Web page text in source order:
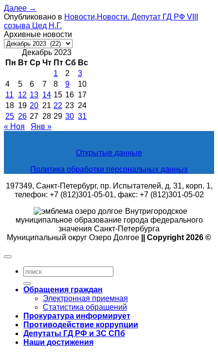
Далее →
Опубликовано в Новости,Новости. Депутат ГД РФ VIII
созыва Цед Н.Г.
Архивные новости
Архивные
новостиДекабрь 2023
Пн Вт Ср Чт Пт Сб Вс
1
2
3
4
5 6 7 8 9
10
11
12 13 14 15 16 17
18 19 20 21 22 23 24
25 26 27 28 29 30 31
« Ноя
Янв »
Открытые данные
Политика обработки персональных данных
197349, Санкт-Петербург, пр. Испытателей, д. 31, корп. 1,
телефон: +7 (812)301-05-01, факс: +7 (812)301-05-02
Внутригородское
муниципальное образование города федерального
значения Санкт-Петербурга
Муниципальный округ Озеро Долгое
|| Copyright 2026 ©
Обращения граждан
Электронная приемная
Статистика обращений
Прокуратура информирует
Противодействие коррупции
Депутаты ГД РФ и ЗС СПб
Наши достижения